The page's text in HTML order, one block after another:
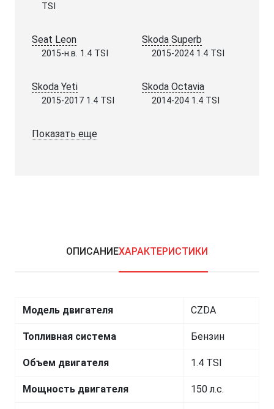
TSI
Seat Leon
2015-н.в. 1.4 TSI
Skoda Superb
2015-2024 1.4 TSI
Skoda Yeti
2015-2017 1.4 TSI
Skoda Octavia
2014-204 1.4 TSI
Показать еще
ОПИСАНИЕХАРАКТЕРИСТИКИ
Модель двигателя CZDA
Топливная система Бензин
Объем двигателя 1.4 TSI
Мощность двигателя 150 л.с.